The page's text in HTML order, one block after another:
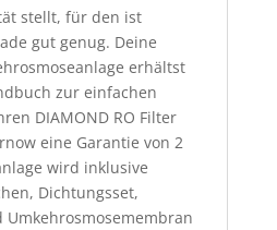
stellt, für den ist
gut genug. Deine
erhältst
zur einfachen
DIAMOND RO Filter
eine Garantie von 2
wird inklusive
Dichtungsset,
Umkehrosmosemembran